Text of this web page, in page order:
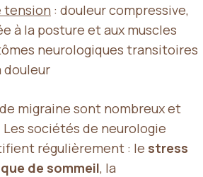
tension : douleur compressive,
à la posture et aux muscles
neurologiques transitoires
douleur
de migraine sont nombreux et
sociétés de neurologie
régulièrement : le stress
de sommeil, la